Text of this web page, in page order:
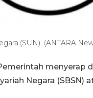
(SUN). (ANTARA
menyerap
Negara (SBSN)